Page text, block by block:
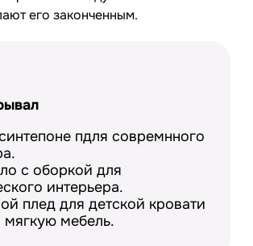
его законченным.
пдля совремнного
с оборкой для
интерьера.
плед для детской кровати
мягкую мебель.